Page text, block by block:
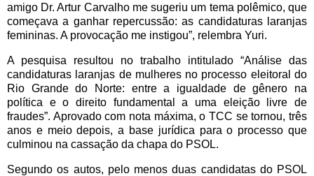
amigo Dr. Artur Carvalho me sugeriu um tema polêmico, que
começava a ganhar repercussão: as candidaturas laranjas
femininas. A provocação me instigou”, relembra Yuri.
A pesquisa resultou no trabalho intitulado “Análise das
candidaturas laranjas de mulheres no processo eleitoral do
Rio Grande do Norte: entre a igualdade de gênero na
política e o direito fundamental a uma eleição livre de
fraudes”. Aprovado com nota máxima, o TCC se tornou, três
anos e meio depois, a base jurídica para o processo que
culminou na cassação da chapa do PSOL.
Segundo os autos, pelo menos duas candidatas do PSOL